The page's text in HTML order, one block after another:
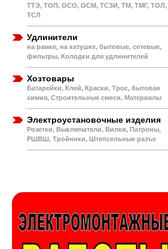
ТТЭ, ТОП, ОСО, ОСМ, ТСЗИ, ТМ, ТМГ, ТОЛ,
ТСЛ
Удлинители
на рамке, на катушке, бытовые, сетевые,
фильтры, Колодки для удлинителей
Хозтовары
Батарейки, Клей, Краски, Трос, бытовая
химия, Строительные смеси, Материалы
Электроустановочные изделия
Розетки, Выключатели, Вилки, Патроны,
РШВШ, Тройники, Штепсельные разъе